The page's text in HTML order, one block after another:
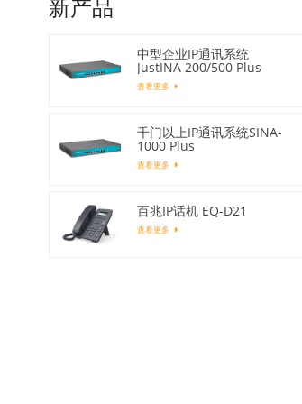
新产品
中型企业IP通讯系统
JustINA 200/500 Plus
查看更多
千门以上IP通讯系统SINA-
1000 Plus
查看更多
百兆IP话机 EQ-D21
查看更多